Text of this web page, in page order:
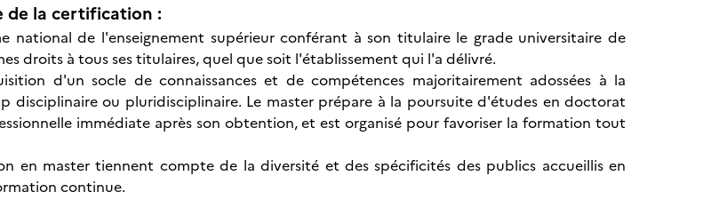
la certification :
national de l'enseignement supérieur conférant à son titulaire le grade universitaire de
droits à tous ses titulaires, quel que soit l'établissement qui l'a délivré.
d'un socle de connaissances et de compétences majoritairement adossées à la
disciplinaire ou pluridisciplinaire. Le master prépare à la poursuite d'études en doctorat
immédiate après son obtention, et est organisé pour favoriser la formation tout
en master tiennent compte de la diversité et des spécificités des publics accueillis en
continue.